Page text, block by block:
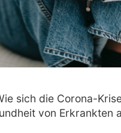
sich die Corona-
von Erkrankten